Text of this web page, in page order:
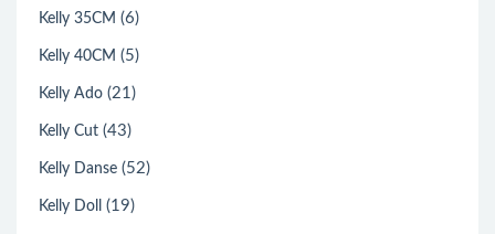
Kelly 35CM (6)
Kelly 40CM (5)
Kelly Ado (21)
Kelly Cut (43)
Kelly Danse (52)
Kelly Doll (19)